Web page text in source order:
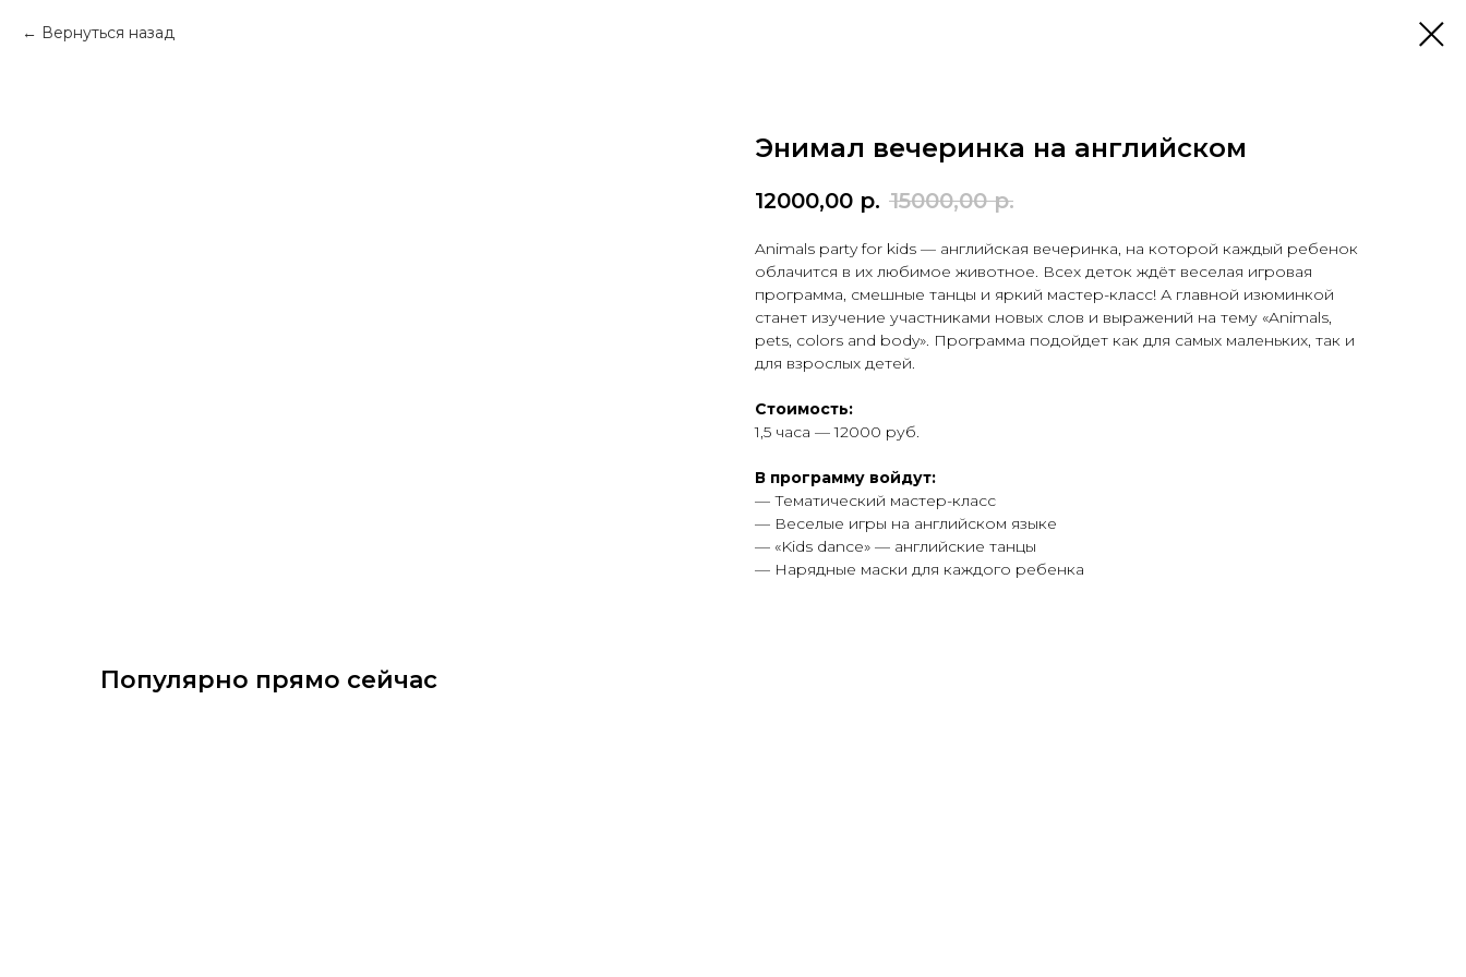
Вернуться назад
Энимал вечеринка на английском
12000,00 р. 15000,00 р.
Animals party for kids — английская вечеринка, на которой каждый ребенок
облачится в их любимое животное. Всех деток ждёт веселая игровая
программа, смешные танцы и яркий мастер-класс! А главной изюминкой
станет изучение участниками новых слов и выражений на тему «Animals,
pets, colors and body». Программа подойдет как для самых маленьких, так и
для взрослых детей.
Стоимость:
1,5 часа — 12000 руб.
В программу войдут:
— Тематический мастер-класс
— Веселые игры на английском языке
— «Kids danсe» — английские танцы
— Нарядные маски для каждого ребенка
Популярно прямо сейчас